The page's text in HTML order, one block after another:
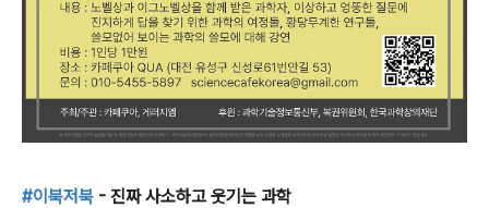
#이북저북 - 진짜 사소하고 웃기는 과학